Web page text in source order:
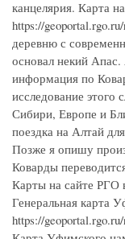
канцелярия. Карта
https://
деревню с
основал некий
информация по
исследование этого
Сибири, Европе и
поездка на Алтай
Позже я опишу
Коварды
Карты на сайте РГО
Генеральная карта
https://